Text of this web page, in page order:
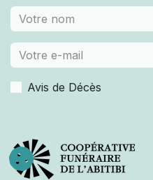
Avis de Décès